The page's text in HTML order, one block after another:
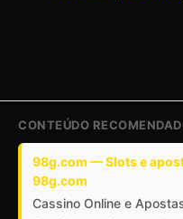
CONTEÚDO
98g.com — Slots e
98g.com
Cassino Online e